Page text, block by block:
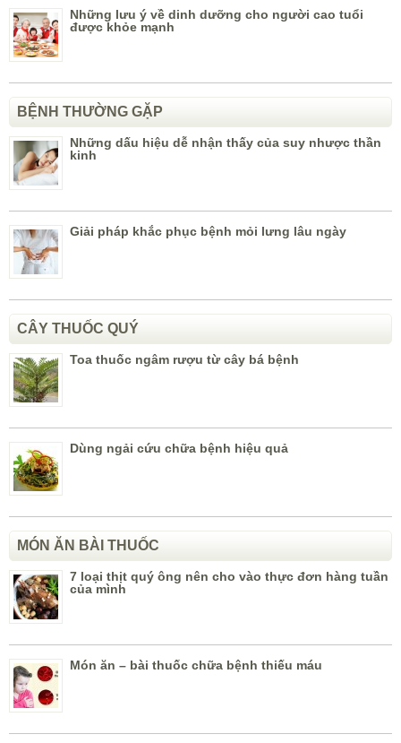
Những lưu ý về dinh dưỡng cho người cao tuổi
được khỏe mạnh
BỆNH THƯỜNG GẶP
Những dấu hiệu dễ nhận thấy của suy nhược thần
kinh
Giải pháp khắc phục bệnh mỏi lưng lâu ngày
CÂY THUỐC QUÝ
Toa thuốc ngâm rượu từ cây bá bệnh
Dùng ngải cứu chữa bệnh hiệu quả
MÓN ĂN BÀI THUỐC
7 loại thịt quý ông nên cho vào thực đơn hàng tuần
của mình
Món ăn – bài thuốc chữa bệnh thiếu máu